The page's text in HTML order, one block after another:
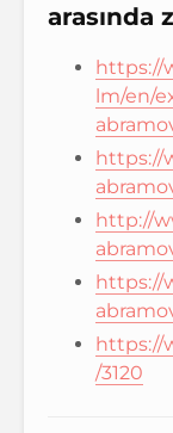
arasında
https://
lm/en/
https://
http://
https://
https://
/3120